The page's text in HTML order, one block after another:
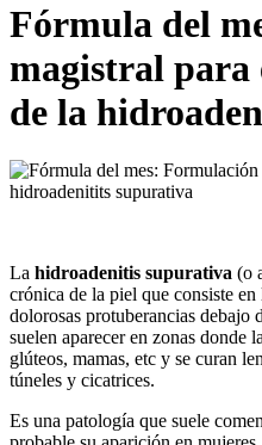
Fórmula del
magistral
de la
La hidroadenitis supurativa (o
crónica de la piel que consiste
dolorosas protuberancias debajo
suelen aparecer en zonas donde
glúteos, mamas, etc y se curan
túneles y cicatrices.
Es una patología que suele